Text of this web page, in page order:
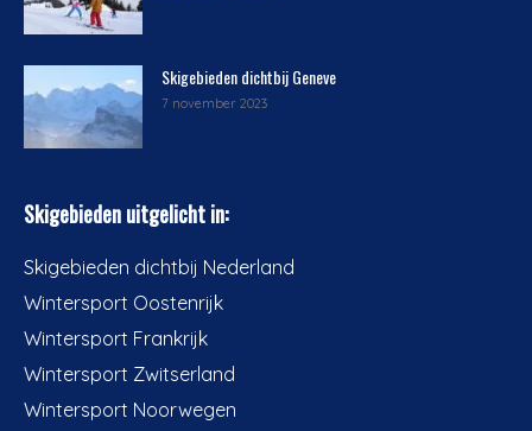
Skigebieden dichtbij Geneve
7 november 2023
Skigebieden uitgelicht in:
Skigebieden dichtbij Nederland
Wintersport Oostenrijk
Wintersport Frankrijk
Wintersport Zwitserland
Wintersport Noorwegen